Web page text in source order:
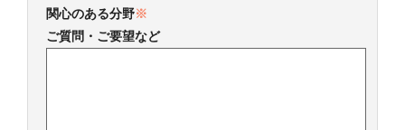
関心のある分野※
ご質問・ご要望など